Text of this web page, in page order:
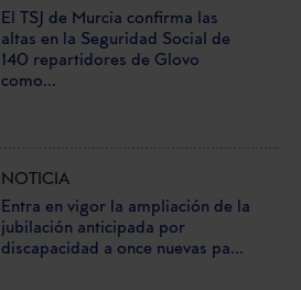
El TSJ de Murcia confirma las
altas en la Seguridad Social de
140 repartidores de Glovo
como...
NOTICIA
Entra en vigor la ampliación de la
jubilación anticipada por
discapacidad a once nuevas pa...